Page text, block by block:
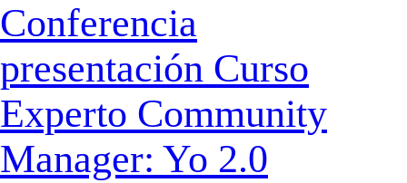
Conferencia
presentación Curso
Experto Community
Manager: Yo 2.0